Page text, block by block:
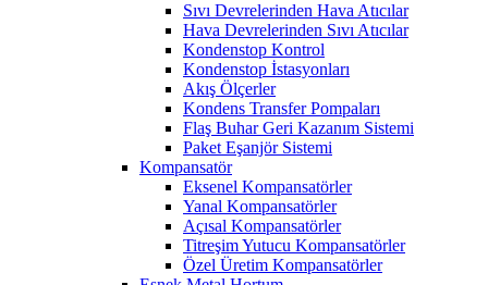
Sıvı Devrelerinden Hava Atıcılar
Hava Devrelerinden Sıvı Atıcılar
Kondenstop Kontrol
Kondenstop İstasyonları
Akış Ölçerler
Kondens Transfer Pompaları
Flaş Buhar Geri Kazanım Sistemi
Paket Eşanjör Sistemi
Kompansatör
Eksenel Kompansatörler
Yanal Kompansatörler
Açısal Kompansatörler
Titreşim Yutucu Kompansatörler
Özel Üretim Kompansatörler